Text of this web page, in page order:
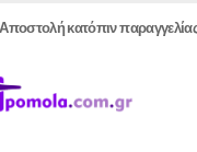
κατόπιν